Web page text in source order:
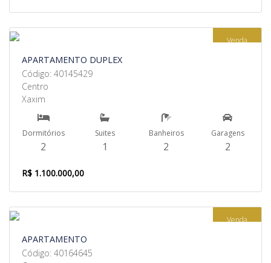
Venda
APARTAMENTO DUPLEX
Código: 40145429
Centro
Xaxim
Dormitórios
2
Suites
1
Banheiros
2
Garagens
2
R$ 1.100.000,00
Venda
APARTAMENTO
Código: 40164645